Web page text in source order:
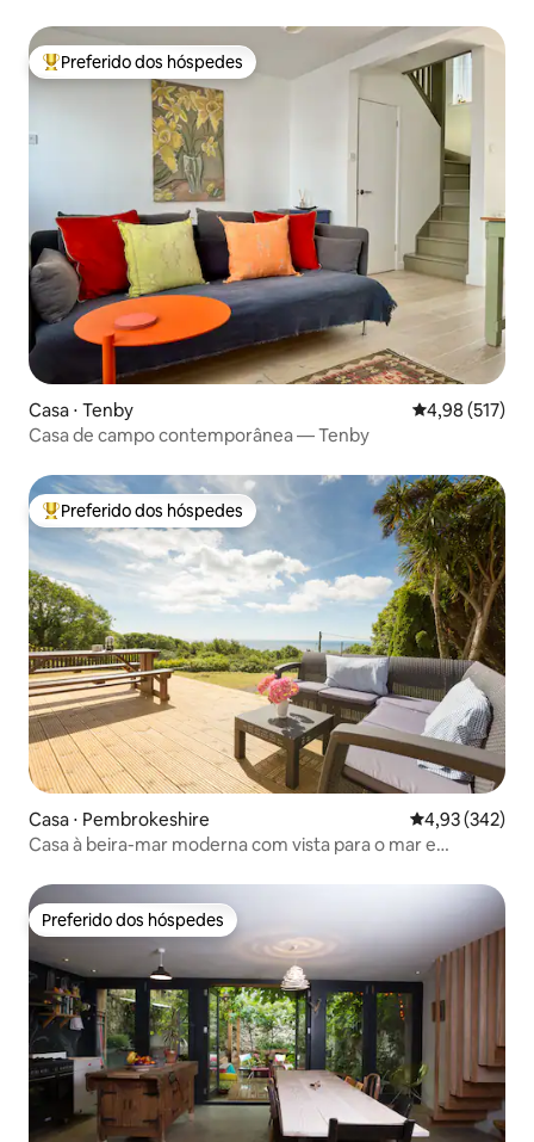
Entre os melhores preferidos dos hóspedes
Preferido dos hóspedes
Casa ⋅ Tenby 4,98 de uma
4,98 (517)
Casa de campo contemporânea — Tenby
Entre os melhores preferidos dos hóspedes
Preferido dos hóspedes
Casa ⋅ Pembrokeshire 4,93 de uma
4,93 (342)
Casa à beira-mar moderna com vista para o mar e
Preferido dos hóspedes
Preferido dos hóspedes